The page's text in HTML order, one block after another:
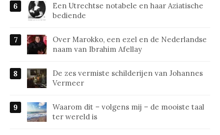
Een Utrechtse notabele en haar Aziatische
bediende
Over Marokko, een ezel en de Nederlandse
naam van Ibrahim Afellay
De zes vermiste schilderijen van Johannes
Vermeer
Waarom dit – volgens mij – de mooiste taal
ter wereld is